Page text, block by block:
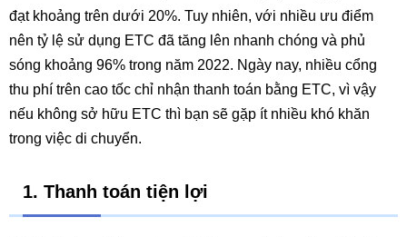
đạt khoảng trên dưới 20%. Tuy nhiên, với nhiều ưu điểm
nên tỷ lệ sử dụng ETC đã tăng lên nhanh chóng và phủ
sóng khoảng 96% trong năm 2022. Ngày nay, nhiều cổng
thu phí trên cao tốc chỉ nhận thanh toán bằng ETC, vì vậy
nếu không sở hữu ETC thì bạn sẽ gặp ít nhiều khó khăn
trong việc di chuyển.
1. Thanh toán tiện lợi